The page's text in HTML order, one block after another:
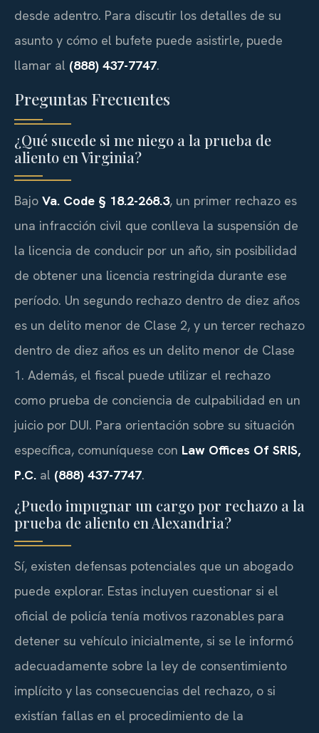
desde adentro. Para discutir los detalles de su
asunto y cómo el bufete puede asistirle, puede
llamar al (888) 437-7747.
Preguntas Frecuentes
¿Qué sucede si me niego a la prueba de
aliento en Virginia?
Bajo Va. Code § 18.2-268.3, un primer rechazo es
una infracción civil que conlleva la suspensión de
la licencia de conducir por un año, sin posibilidad
de obtener una licencia restringida durante ese
período. Un segundo rechazo dentro de diez años
es un delito menor de Clase 2, y un tercer rechazo
dentro de diez años es un delito menor de Clase
1. Además, el fiscal puede utilizar el rechazo
como prueba de conciencia de culpabilidad en un
juicio por DUI. Para orientación sobre su situación
específica, comuníquese con Law Offices Of SRIS,
P.C. al (888) 437-7747.
¿Puedo impugnar un cargo por rechazo a la
prueba de aliento en Alexandria?
Sí, existen defensas potenciales que un abogado
puede explorar. Estas incluyen cuestionar si el
oficial de policía tenía motivos razonables para
detener su vehículo inicialmente, si se le informó
adecuadamente sobre la ley de consentimiento
implícito y las consecuencias del rechazo, o si
existían fallas en el procedimiento de la